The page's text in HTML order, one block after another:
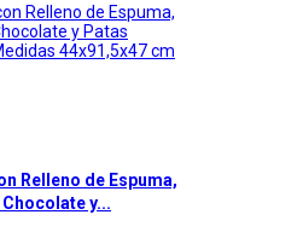
Relleno de Espuma,
y...